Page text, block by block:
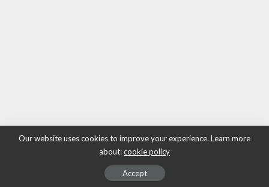
Our website uses cookies to improve your experience. Learn more
about:cookie policy
Accept